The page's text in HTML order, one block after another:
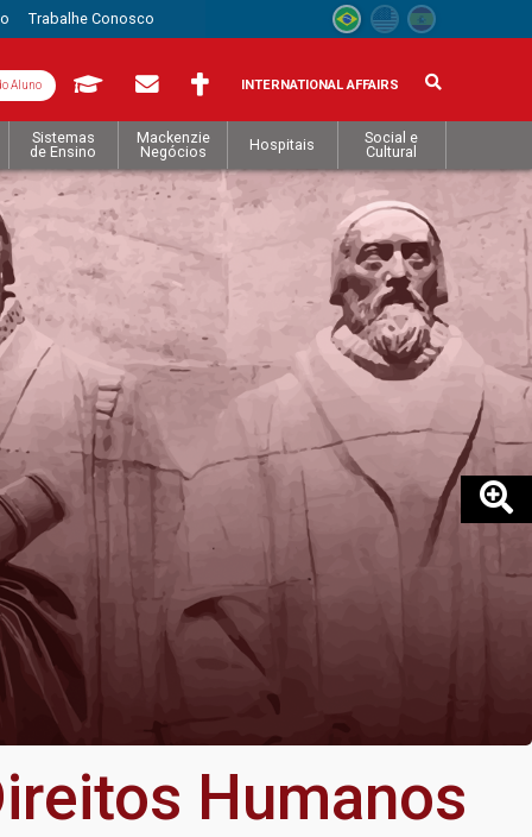
Trabalhe Conosco
Aluno INTERNATIONAL AFFAIRS
Sistemas
de Ensino
Mackenzie
Negócios
Hospitais
Social e
Cultural
Humanos